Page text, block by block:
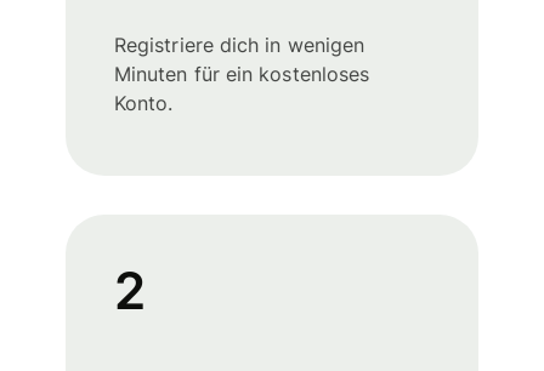
Registriere dich in wenigen
Minuten für ein kostenloses
Konto.
2